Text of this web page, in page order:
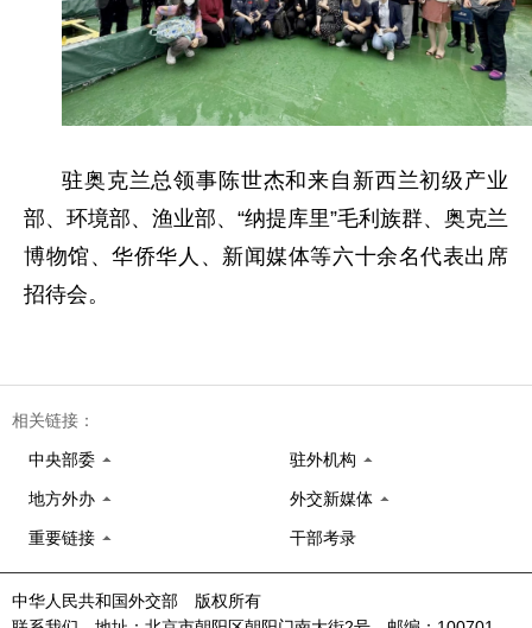
驻奥克兰总领事陈世杰和来自新西兰初级产业
部、环境部、渔业部、“纳提库里”毛利族群、奥克兰
博物馆、华侨华人、新闻媒体等六十余名代表出席
招待会。
相关链接：
中央部委 驻外机构
地方外办 外交新媒体
重要链接 干部考录
中华人民共和国外交部 版权所有